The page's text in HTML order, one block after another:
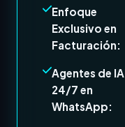
Enfoque
Exclusivo en
Facturación:
Agentes de IA
24/7 en
WhatsApp: